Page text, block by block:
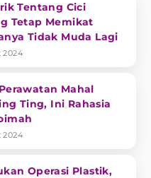
Tentang Cici
Tetap Memikat
Tidak Muda Lagi
2024
Mahal
Ting, Ini Rahasia
2024
Operasi Plastik,